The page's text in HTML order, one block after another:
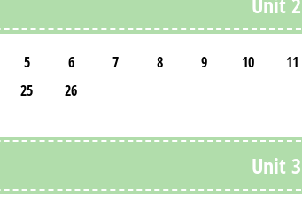
5 6 7 8 9 10 11
25 26
Unit 3